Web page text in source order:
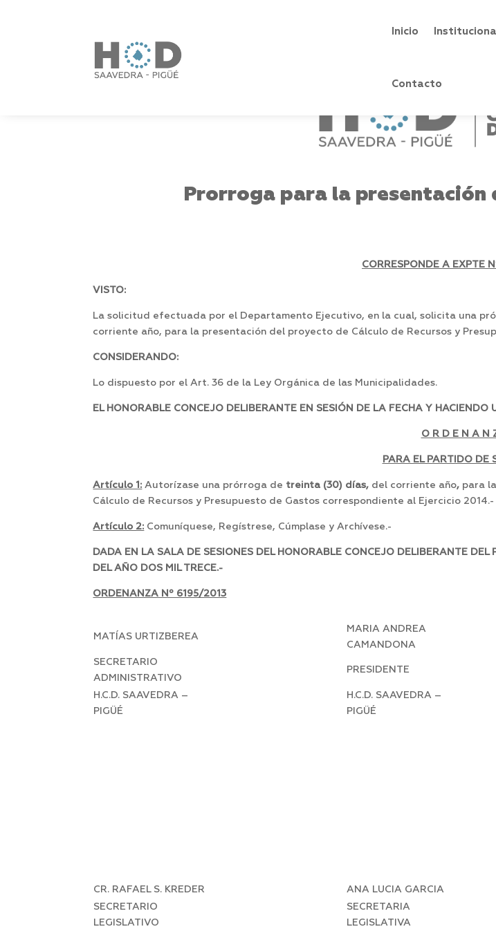
Inicio
Contacto
Prorroga para la presentación
CORRESPONDE A EXPTE
VISTO:
La solicitud efectuada por el Departamento Ejecutivo, en la cual, solicita una
corriente año, para la presentación del proyecto de Cálculo de Recursos y
CONSIDERANDO:
Lo dispuesto por el Art. 36 de la Ley Orgánica de las Municipalidades.
EL HONORABLE CONCEJO DELIBERANTE EN SESIÓN DE LA FECHA Y HACIENDO
O R D E N A N
PARA EL PARTIDO DE
Artículo 1: Autorízase una prórroga de treinta (30) días, del corriente año, para
Cálculo de Recursos y Presupuesto de Gastos correspondiente al Ejercicio 2014.-
Artículo 2: Comuníquese, Regístrese, Cúmplase y Archívese.-
DADA EN LA SALA DE SESIONES DEL HONORABLE CONCEJO DELIBERANTE
DEL AÑO DOS MIL TRECE.-
ORDENANZA Nº 6195/2013
MATÍAS URTIZBEREA
MARIA ANDREA
CAMANDONA
SECRETARIO
ADMINISTRATIVO
PRESIDENTE
H.C.D. SAAVEDRA –
PIGÜÉ
H.C.D. SAAVEDRA –
PIGÜÉ
CR. RAFAEL S. KREDER
ANA LUCIA GARCIA
SECRETARIO
LEGISLATIVO
SECRETARIA
LEGISLATIVA